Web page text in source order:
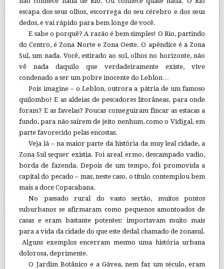
escapa dos seus olhos, escorrega do seu cérebro e dos seus
dedos, e vai rápido para bem longe de você.
E sabe o porquê? A razão é bem simples! O Rio, partindo
do Centro, é Zona Norte e Zona Oeste. O apêndice é a Zona
Sul, um nada. Você, estirado ao sol, olhos no horizonte, não
vê nada daquilo que verdadeiramente existe, vive
condenado a ser um pobre inocente do Leblon…
Pois imagine – o Leblon, outrora a pátria de um famoso
quilombo! E as aldeias de pescadores litorâneas, para onde
foram? E as favelas? Poucas conseguiram fincar as estacas a
fundo, para não saírem de jeito nenhum, como o Vidigal, em
parte favorecido pelas encostas.
Veja lá – na maior parte da história da muy leal cidade, a
Zona Sul sequer existia. Foi areal ermo, descampado vadio,
borda de fazenda. Depois de um tempo, foi promovida a
capital do pecado – mas, neste caso, o título contemplou bem
mais a doce Copacabana.
No passado rural do vasto sertão, muitos pontos
suburbanos se afirmaram como pequenos amontoados de
casas e eram bastante potentes: importavam muito mais
para a vida da cidade do que este dedal chamado de zonasul.
Alguns exemplos encerram mesmo uma história urbana
dolorosa, deprimente.
O Jardim Botânico e a Gávea, nem faz um século, eram